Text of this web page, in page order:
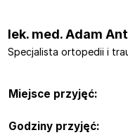
​lek. med. Adam
Specjalista ortopedii i
Miejsce przyjęć:
Godziny przyjęć: